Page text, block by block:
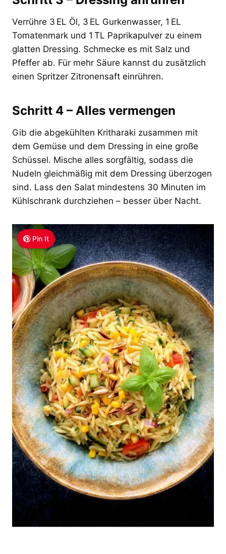
Verrühre 3 EL Öl, 3 EL Gurkenwasser, 1 EL
Tomatenmark und 1 TL Paprikapulver zu einem
glatten Dressing. Schmecke es mit Salz und
Pfeffer ab. Für mehr Säure kannst du zusätzlich
einen Spritzer Zitronensaft einrühren.
Schritt 4 – Alles vermengen
Gib die abgekühlten Kritharaki zusammen mit
dem Gemüse und dem Dressing in eine große
Schüssel. Mische alles sorgfältig, sodass die
Nudeln gleichmäßig mit dem Dressing überzogen
sind. Lass den Salat mindestens 30 Minuten im
Kühlschrank durchziehen – besser über Nacht.
Pin It